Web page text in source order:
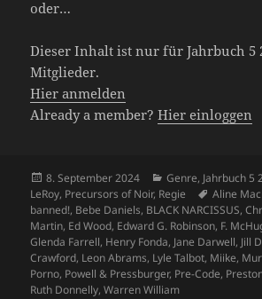
oder…
Dieser Inhalt ist nur für Jahrbuch 5
Mitglieder.
Hier anmelden
Already a member?Hier einloggen
Veröffentlicht
am
8. September 2024 Kategorien
Genre, Jahrbuch 5
LeRoy, Precursors of Noir, Regie Aline
banned!, Bebe Daniels, BLACK NARCISSUS,
Martin, Ed Wood, Edward G. Robinson, F.
Glenda Farrell, Henry Fonda, Jane Darwell, Jill
Crawford, Leon Abrams, Lyle Talbot, Miike,
Porno, Powell & Pressburger, Pre-Code,
Ruth Donnelly,Warren William